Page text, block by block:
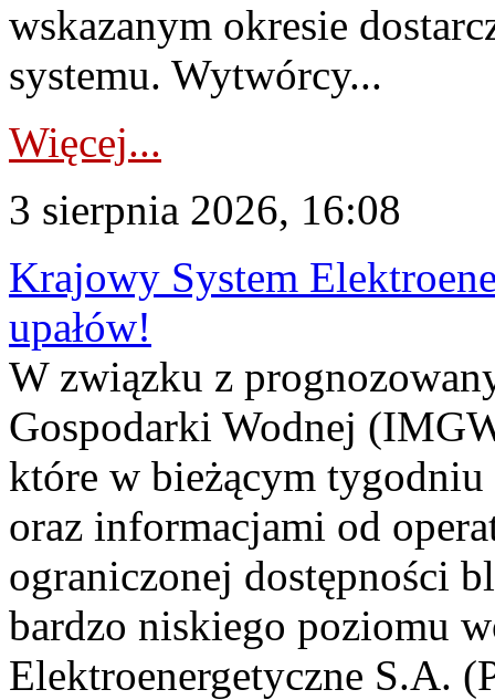
wskazanym okresie
systemu. Wytwórcy...
Więcej...
3 sierpnia 2026, 16:08
Krajowy System
upałów!
W związku z
Gospodarki Wodnej
które w bieżącym tygodniu
oraz informacjami od
ograniczonej dostępności
bardzo niskiego poziomu
Elektroenergetyczne S.A.